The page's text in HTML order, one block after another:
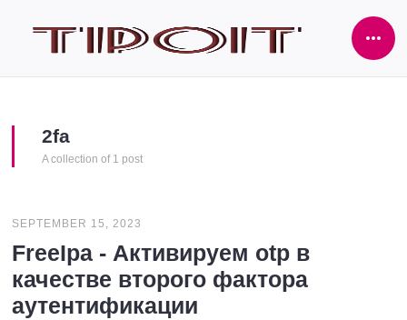
2fa
A collection of 1 post
SEPTEMBER 15, 2023
FreeIpa - Активируем otp в
качестве второго фактора
аутентификации